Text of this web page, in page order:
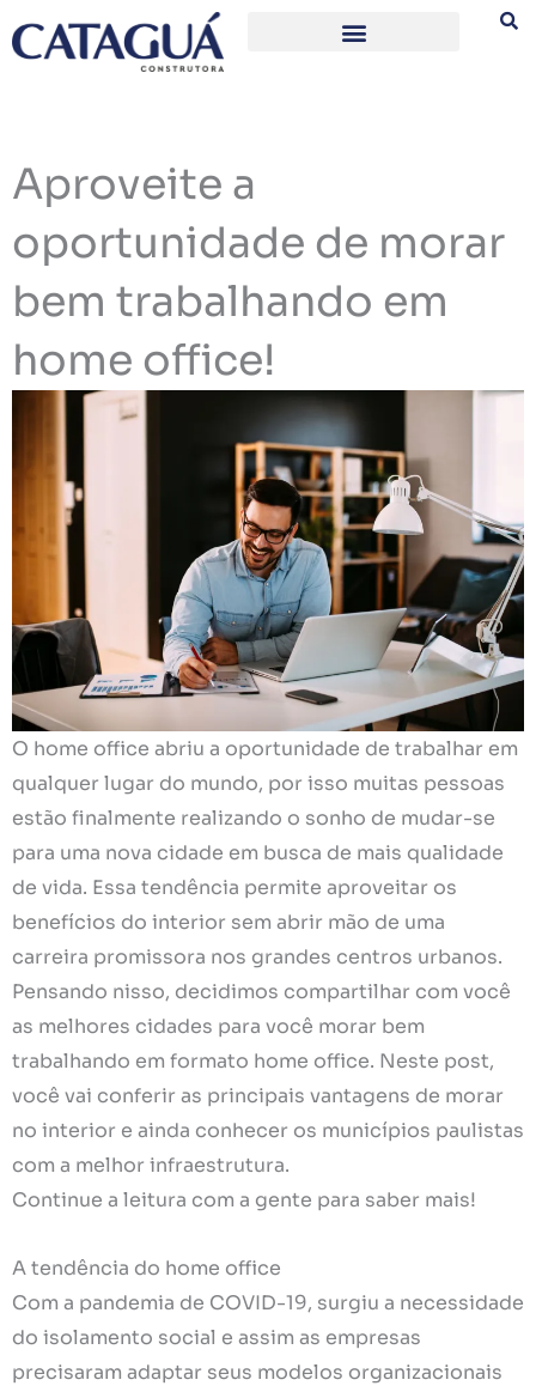
para
Aproveite a
oportunidade de morar
bem trabalhando em
home office!
O home office abriu a oportunidade de trabalhar em
qualquer lugar do mundo, por isso muitas pessoas
estão finalmente realizando o sonho de mudar-se
para uma nova cidade em busca de mais qualidade
de vida. Essa tendência permite aproveitar os
benefícios do interior sem abrir mão de uma
carreira promissora nos grandes centros urbanos.
Pensando nisso, decidimos compartilhar com você
as melhores cidades para você morar bem
trabalhando em formato home office. Neste post,
você vai conferir as principais vantagens de morar
no interior e ainda conhecer os municípios paulistas
com a melhor infraestrutura.
Continue a leitura com a gente para saber mais!
A tendência do home office
Com a pandemia de COVID-19, surgiu a necessidade
do isolamento social e assim as empresas
precisaram adaptar seus modelos organizacionais